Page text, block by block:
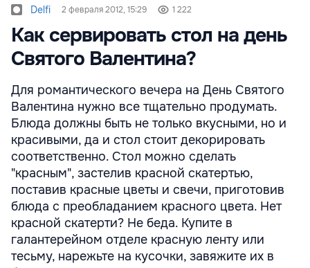
Delfi 2 февраля 2012, 15:29 1 222
Как сервировать стол на день
Святого Валентина?
Для романтического вечера на День Святого
Валентина нужно все тщательно продумать.
Блюда должны быть не только вкусными, но и
красивыми, да и стол стоит декорировать
соответственно. Стол можно сделать
"красным", застелив красной скатертью,
поставив красные цветы и свечи, приготовив
блюда с преобладанием красного цвета. Нет
красной скатерти? Не беда. Купите в
галантерейном отделе красную ленту или
тесьму, нарежьте на кусочки, завяжите их в